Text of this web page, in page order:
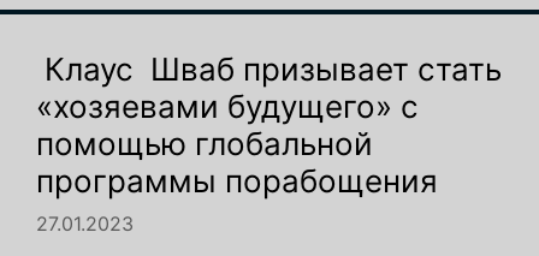
Клаус Шваб призывает стать
«хозяевами будущего» с
помощью глобальной
программы порабощения
27.01.2023